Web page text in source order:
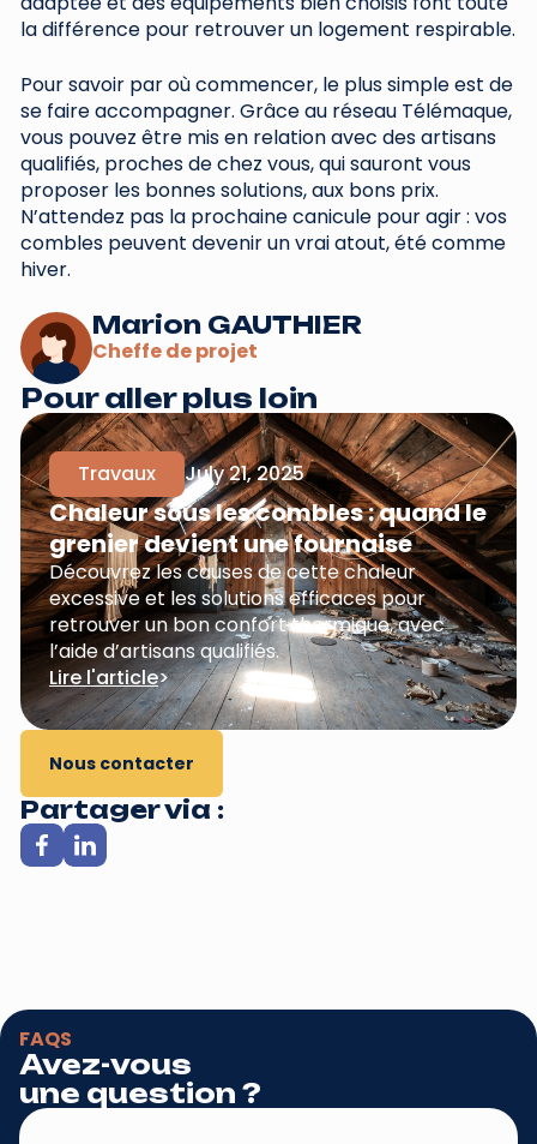
la différence pour retrouver un logement respirable.
Pour savoir par où commencer, le plus simple est de
se faire accompagner. Grâce au réseau Télémaque,
vous pouvez être mis en relation avec des artisans
qualifiés, proches de chez vous, qui sauront vous
proposer les bonnes solutions, aux bons prix.
N’attendez pas la prochaine canicule pour agir : vos
combles peuvent devenir un vrai atout, été comme
hiver.
Marion GAUTHIER
Cheffe de projet
Pour aller plus loin
Travaux July 21, 2025
Chaleur sous les combles : quand le
grenier devient une fournaise
Découvrez les causes de cette chaleur
excessive et les solutions efficaces pour
retrouver un bon confort thermique, avec
l’aide d’artisans qualifiés.
Lire l'article>
Nous contacter
Partager via :
FAQS
Avez-vous
une question ?